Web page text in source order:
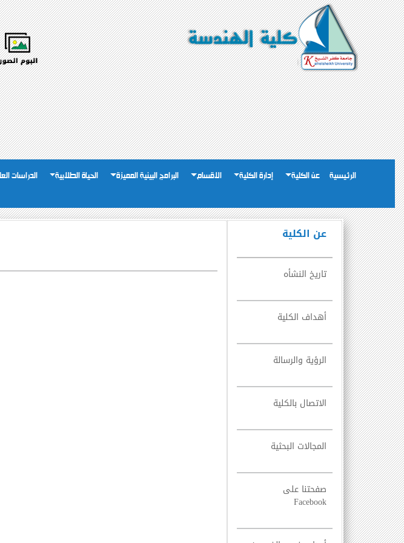
الرئيسية عن الكلية إدارة الكلية الاقسام البرامج البينية المميزة الحياة الطلابية الدراسات
عن الكلية
تاريخ النشأه
أهداف الكلية
الرؤية والرسالة
الاتصال بالكلية
المجالات البحثية
صفحتنا على
Facebook